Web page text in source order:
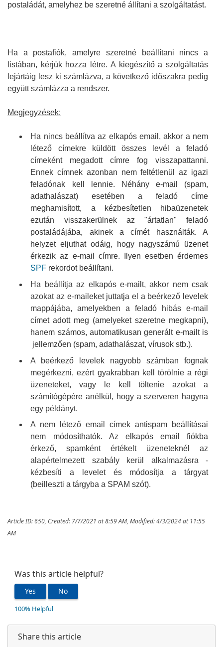
postaládát, amelyhez be szeretné állítani a szolgáltatást.
Ha a postafiók, amelyre szeretné beállítani nincs a
listában, kérjük hozza létre. A kiegészítő a szolgáltatás
lejártáig lesz ki számlázva, a következő időszakra pedig
együtt számlázza a rendszer.
Megjegyzések:
Ha nincs beállítva az elkapós email, akkor a nem
létező címekre küldött összes levél a feladó
címeként megadott címre fog visszapattanni.
Ennek címnek azonban nem feltétlenül az igazi
feladónak kell lennie. Néhány e-mail (spam,
adathalászat) esetében a feladó címe
meghamisított, a kézbesítetlen hibaüzenetek
ezután visszakerülnek az "ártatlan" feladó
postaládájába, akinek a címét használták. A
helyzet eljuthat odáig, hogy nagyszámú üzenet
érkezik az e-mail címre. Ilyen esetben érdemes
SPF rekordot beállítani.
Ha beállítja az elkapós e-mailt, akkor nem csak
azokat az e-maileket juttatja el a beérkező levelek
mappájába, amelyekben a feladó hibás e-mail
címet adott meg (amelyeket szeretne megkapni),
hanem számos, automatikusan generált e-mailt is
jellemzően (spam, adathalászat, vírusok stb.).
A beérkező levelek nagyobb számban fognak
megérkezni, ezért gyakrabban kell törölnie a régi
üzeneteket, vagy le kell töltenie azokat a
számítógépére anélkül, hogy a szerveren hagyna
egy példányt.
A nem létező email címek antispam beállításai
nem módosíthatók. Az elkapós email fiókba
érkező, spamként értékelt üzeneteknél az
alapértelmezett szabály kerül alkalmazásra -
kézbesíti a levelet és módosítja a tárgyat
(beilleszti a tárgyba a SPAM szót).
Article ID: 650, Created: 7/7/2021 at 8:59 AM, Modified: 4/3/2024 at 11:55
AM
Was this article helpful?
Yes No
100% Helpful
Share this article